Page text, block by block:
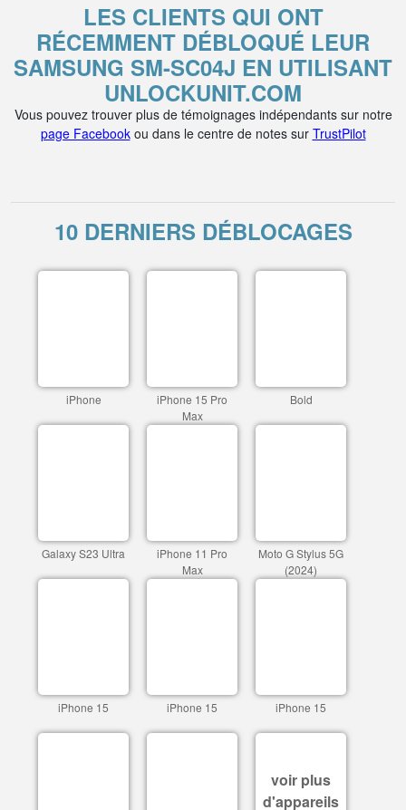
LES CLIENTS QUI ONT
RÉCEMMENT DÉBLOQUÉ LEUR
SAMSUNG SM-SC04J EN UTILISANT
UNLOCKUNIT.COM
Vous pouvez trouver plus de témoignages indépendants sur notre
page Facebookou dans le centre de notes sur TrustPilot
10 DERNIERS DÉBLOCAGES
iPhone
iPhone 15 Pro
Max
Bold
Galaxy S23 Ultra
iPhone 11 Pro
Max
Moto G Stylus 5G
(2024)
iPhone 15 iPhone 15 iPhone 15
voir plus
d'appareils